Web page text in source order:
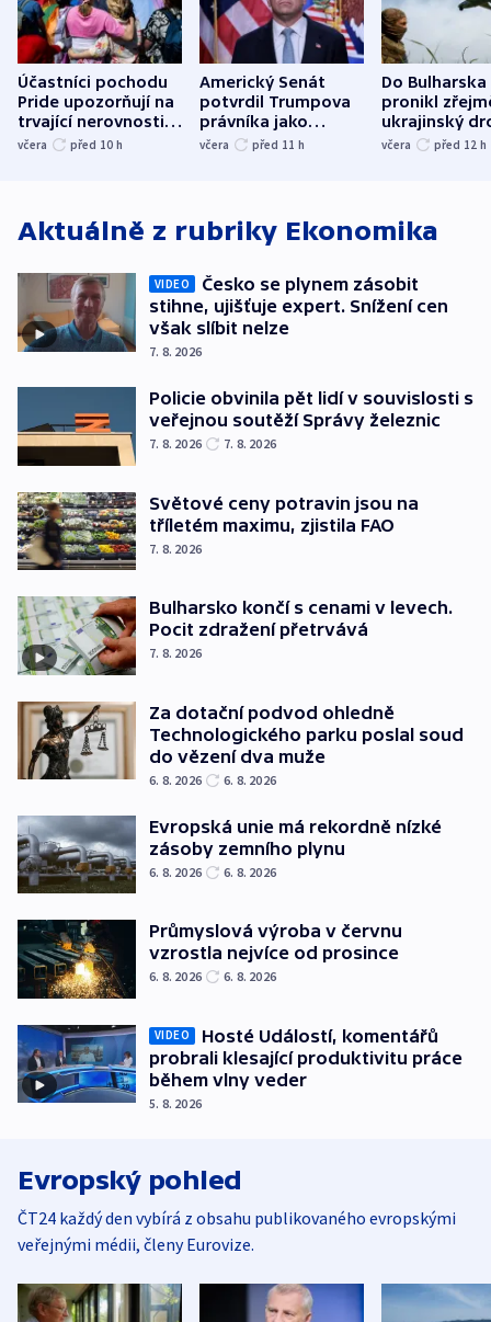
Účastníci pochodu
Pride upozorňují na
trvající nerovnosti i
společenskou
včera před 10 h
Americký Senát
potvrdil Trumpova
právníka jako
ministra
včera před 11 h
Do Bulharska
pronikl
ukrajinský
explodoval
včera před 12 h
Aktuálně z rubriky Ekonomika
VIDEO
Česko se plynem zásobit
stihne, ujišťuje expert. Snížení cen
však slíbit nelze
7. 8. 2026
Policie obvinila pět lidí v souvislosti s
veřejnou soutěží Správy železnic
7. 8. 2026 7. 8. 2026
Světové ceny potravin jsou na
tříletém maximu, zjistila FAO
7. 8. 2026
Bulharsko končí s cenami v levech.
Pocit zdražení přetrvává
7. 8. 2026
Za dotační podvod ohledně
Technologického parku poslal soud
do vězení dva muže
6. 8. 2026 6. 8. 2026
Evropská unie má rekordně nízké
zásoby zemního plynu
6. 8. 2026 6. 8. 2026
Průmyslová výroba v červnu
vzrostla nejvíce od prosince
6. 8. 2026 6. 8. 2026
VIDEO
Hosté Událostí, komentářů
probrali klesající produktivitu práce
během vlny veder
5. 8. 2026
Evropský pohled
ČT24 každý den vybírá z obsahu publikovaného evropskými
veřejnými médii, členy Eurovize.